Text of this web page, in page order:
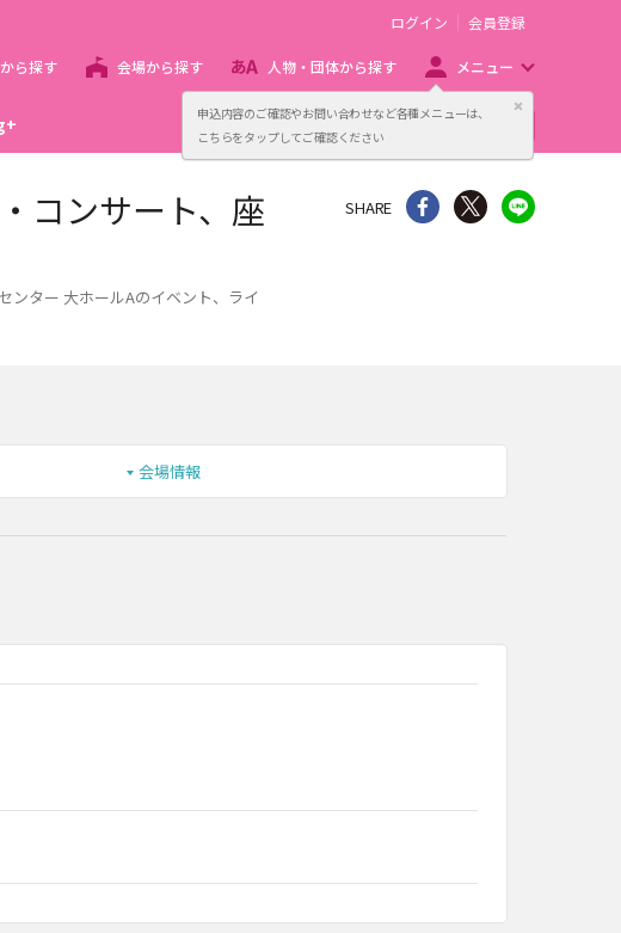
申込内容のご確認やお問い合わせなど各種メニューは、
こちらをタップしてご確認ください
閉じる
ログイン 会員登録
ら探す 会場から探す 人物・団体から探す メニュー
主催者向け販売サービス
コンサート、座
ンター 大ホールAのイベント、ライ
SHARE シェア Twitter
会場情報